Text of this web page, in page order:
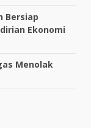
Bersiap
Ekonomi
Menolak